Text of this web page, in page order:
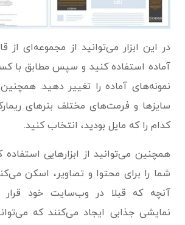
در این ابزار می‌توانید از مجموعه‌ای از
آماده استفاده کنید و سپس مطابق با
نمونه‌های آماده را تغییر دهید.
سایزها و فرمت‌های مختلف بنرهای
کدام را که مایل بودید، انتخاب کنید.
همچنین می‌توانید از ابزارهایی
شما را برای محتوا و تصاویر، اسکن
آنچه که قبلا در وب‌سایت خود قرار
نمایشی جذابی ایجاد می‌کنند که